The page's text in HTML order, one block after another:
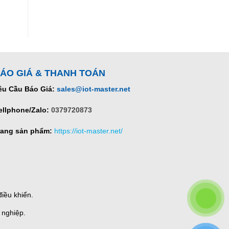
GIÁ & THANH TOÁN
Cầu Báo Giá: sales@iot-master.net
Zalo: 0379720873
sản phẩm: https://iot-master.net/
khiển.